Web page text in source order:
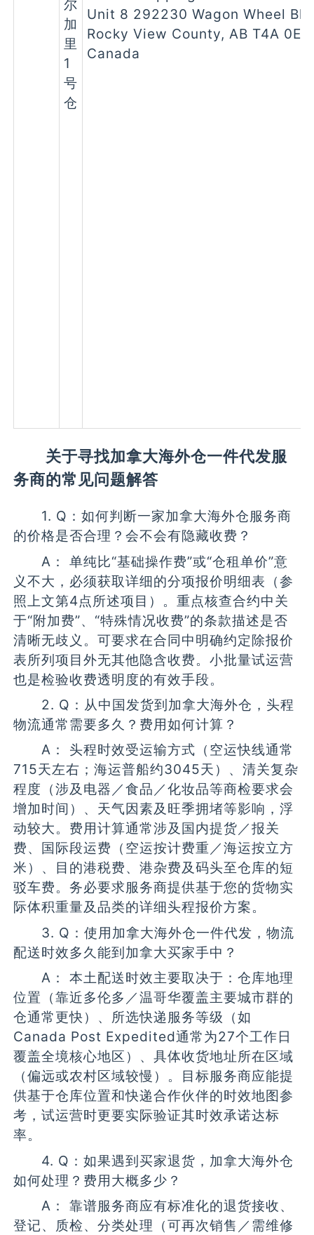
尔
加
里
1
号
仓
Unit 8 292230 Wagon Wheel
Rocky View County, AB T4A 0E2
Canada
关于寻找加拿大海外仓一件代发服
务商的常见问题解答
1. Q：如何判断一家加拿大海外仓服务商
的价格是否合理？会不会有隐藏收费？
A： 单纯比“基础操作费”或“仓租单价”意
义不大，必须获取详细的分项报价明细表（参
照上文第4点所述项目）。重点核查合约中关
于“附加费”、“特殊情况收费”的条款描述是否
清晰无歧义。可要求在合同中明确约定除报价
表所列项目外无其他隐含收费。小批量试运营
也是检验收费透明度的有效手段。
2. Q：从中国发货到加拿大海外仓，头程
物流通常需要多久？费用如何计算？
A： 头程时效受运输方式（空运快线通常
715天左右；海运普船约3045天）、清关复杂
程度（涉及电器／食品／化妆品等商检要求会
增加时间）、天气因素及旺季拥堵等影响，浮
动较大。费用计算通常涉及国内提货／报关
费、国际段运费（空运按计费重／海运按立方
米）、目的港税费、港杂费及码头至仓库的短
驳车费。务必要求服务商提供基于您的货物实
际体积重量及品类的详细头程报价方案。
3. Q：使用加拿大海外仓一件代发，物流
配送时效多久能到加拿大买家手中？
A： 本土配送时效主要取决于：仓库地理
位置（靠近多伦多／温哥华覆盖主要城市群的
仓通常更快）、所选快递服务等级（如
Canada Post Expedited通常为27个工作日
覆盖全境核心地区）、具体收货地址所在区域
（偏远或农村区域较慢）。目标服务商应能提
供基于仓库位置和快递合作伙伴的时效地图参
考，试运营时更要实际验证其时效承诺达标
率。
4. Q：如果遇到买家退货，加拿大海外仓
如何处理？费用大概多少？
A： 靠谱服务商应有标准化的退货接收、
登记、质检、分类处理（可再次销售／需维修